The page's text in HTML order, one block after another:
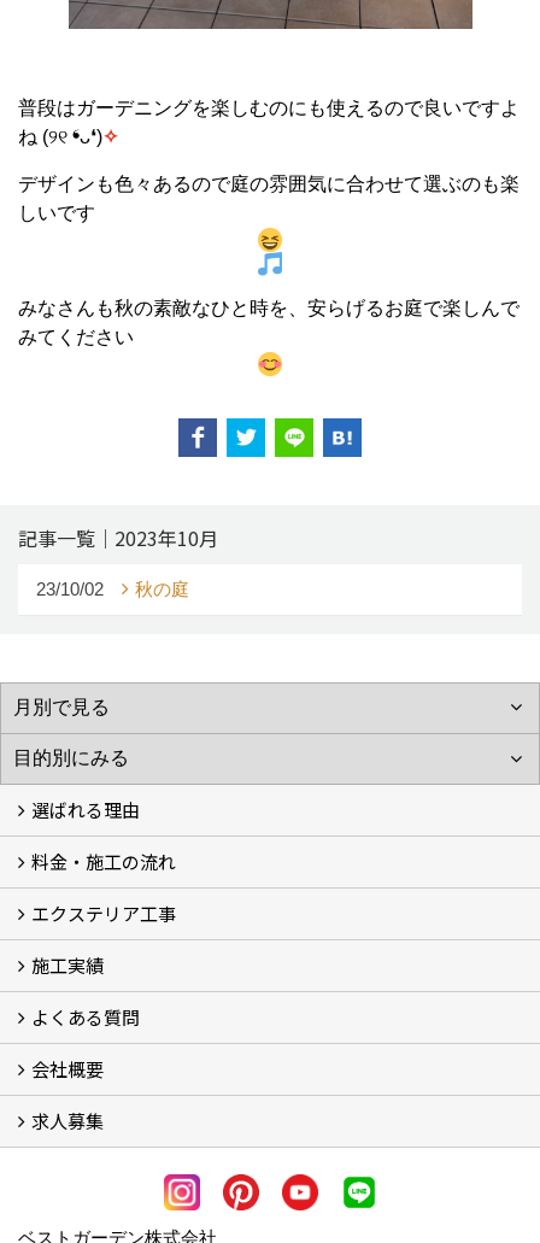
普段はガーデニングを楽しむのにも使えるので良いですよ
ね (୨୧ ❛ᴗ❛)✧
デザインも色々あるので庭の雰囲気に合わせて選ぶのも楽
しいです
みなさんも秋の素敵なひと時を、安らげるお庭で楽しんで
みてください
記事一覧｜2023年10月
23/10/02 秋の庭
選ばれる理由
選ばれる理由
料金・施工の流れ
料金
施工の流れ
エクステリア工事
エクステリア工事
施工実績
フォトギャラリー
メディア紹介・掲載
お客様の声
よくある質問
よくある質問
会社概要
会社概要
アクセス
スタッフ紹介
スタッフブログ
LINE公式アカウント
求人募集
協力業者様・求人募集 (2)
ベストガーデン株式会社